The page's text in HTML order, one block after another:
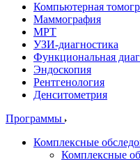
Компьютерная
Маммография
МРТ
УЗИ-диагностика
Функциональная
Эндоскопия
Рентгенология
Денситометрия
Программы
Комплексные
Комплексные